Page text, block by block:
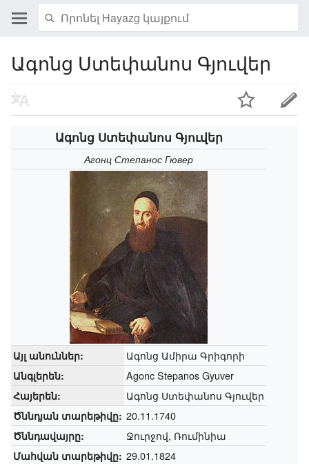
Ագոնց Ստեփանոս Գյուվեր
Ագոնց Ստեփանոս Գյուվեր
Агонц Степанос Гювер
Այլ անուններ: Ագոնց Ամիրա Գրիգորի
Անգլերեն: Agonc Stepanos Gyuver
Հայերեն: Ագոնց Ստեփանոս Գյուվեր
Ծննդյան տարեթիվը: 20.11.1740
Ծննդավայրը: Ջուրջով, Ռումինիա
Մահվան տարեթիվը: 29.01.1824